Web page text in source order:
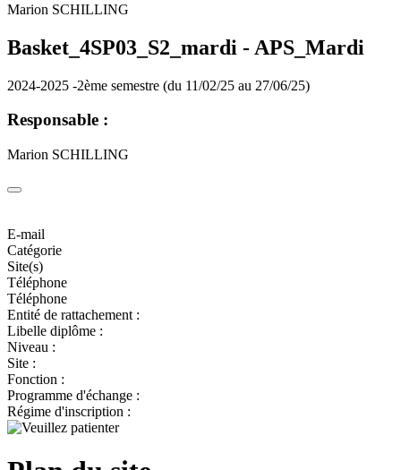
Marion SCHILLING
Basket_4SP03_S2_mardi - APS_Mardi
2024-2025 -2ème semestre (du 11/02/25 au 27/06/25)
Responsable :
Marion SCHILLING
E-mail
Catégorie
Site(s)
Téléphone
Téléphone
Entité de rattachement :
Libelle diplôme :
Niveau :
Site :
Fonction :
Programme d'échange :
Régime d'inscription :